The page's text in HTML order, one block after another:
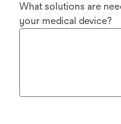
What solutions are
your medical device?